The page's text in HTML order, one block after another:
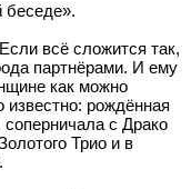
беседе».
всё сложится так,
партнёрами. И ему
как можно
рождённая
с Драко
Трио и в